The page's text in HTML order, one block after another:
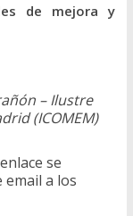
de mejora y
– Ilustre
(ICOMEM)
se
a los